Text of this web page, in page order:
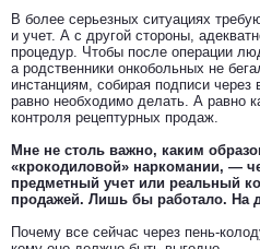
В более серьезных ситуациях
и учет. А с другой стороны,
процедур. Чтобы после операции
а родственники онкобольных не
инстанциям, собирая подписи
равно необходимо делать. А равно
контроля рецептурных продаж.
Мне не столь важно, каким
«крокодиловой» наркомании, —
предметный учет или реальный
продажей. Лишь бы работало. На
Почему все сейчас через пень-